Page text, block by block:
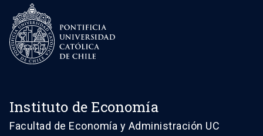
Instituto de Economía
Facultad de Economía y Administración UC